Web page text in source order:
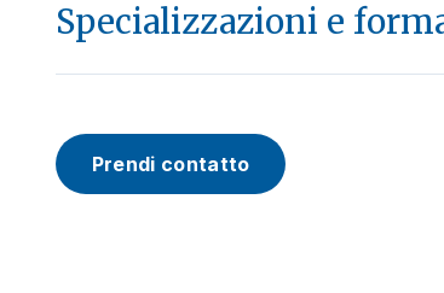
Specializzazioni e
Prendi contatto